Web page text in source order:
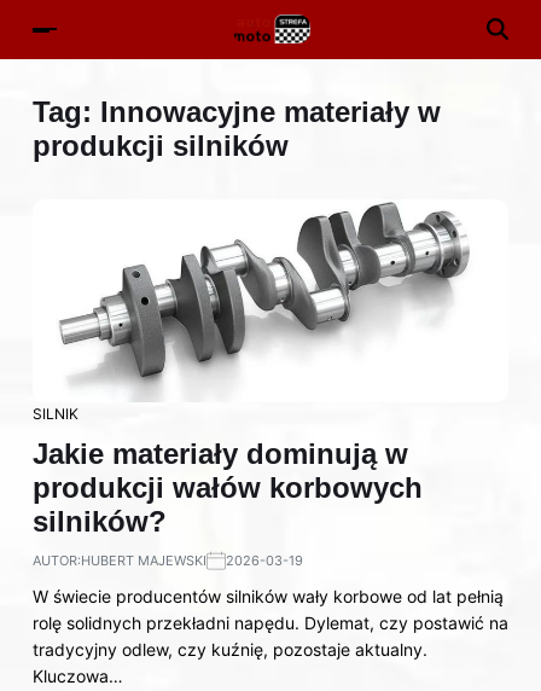
Tag: Innowacyjne materiały w
produkcji silników
SILNIK
Jakie materiały dominują w
produkcji wałów korbowych
silników?
AUTOR:HUBERT MAJEWSKI 2026-03-19
W świecie producentów silników wały korbowe od lat pełnią
rolę solidnych przekładni napędu. Dylemat, czy postawić na
tradycyjny odlew, czy kuźnię, pozostaje aktualny.
Kluczowa…